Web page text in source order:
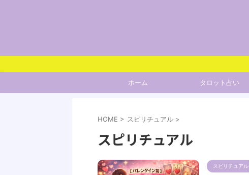
ホーム タロット占い
HOME > スピリチュアル >
スピリチュアル
スピリチュアル